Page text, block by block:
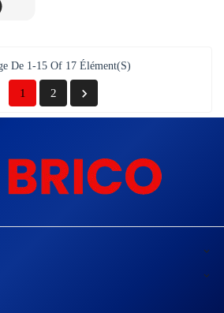
De 1-15 Of 17 Élément(s)
1 2 

